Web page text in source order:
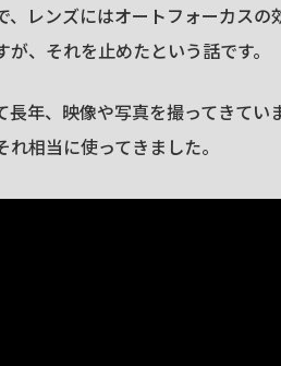
、レンズにはオートフォーカス
、それを止めたという話です。
長年、映像や写真を撮ってきてい
相当に使ってきました。